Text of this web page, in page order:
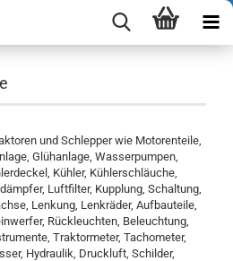
und Schlepper wie Motorenteile,
Glühanlage, Wasserpumpen,
Kühler, Kühlerschläuche,
Luftfilter, Kupplung, Schaltung,
Lenkung, Lenkräder, Aufbauteile,
Rückleuchten, Beleuchtung,
Traktormeter, Tachometer,
Hydraulik, Druckluft, Schilder,